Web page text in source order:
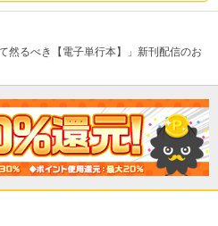
然るべき【電子単行本】」新刊配信のお